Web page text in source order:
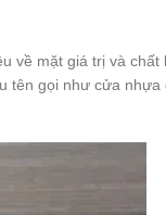
về mặt giá trị và
tên gọi như cửa nhựa